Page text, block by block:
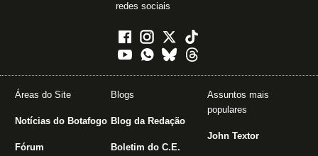
redes sociais
Áreas do Site
Notícias do Botafogo
Fórum
Blogs
Blog da Redação
Boletim do C.E.
Assuntos mais
populares
John Textor